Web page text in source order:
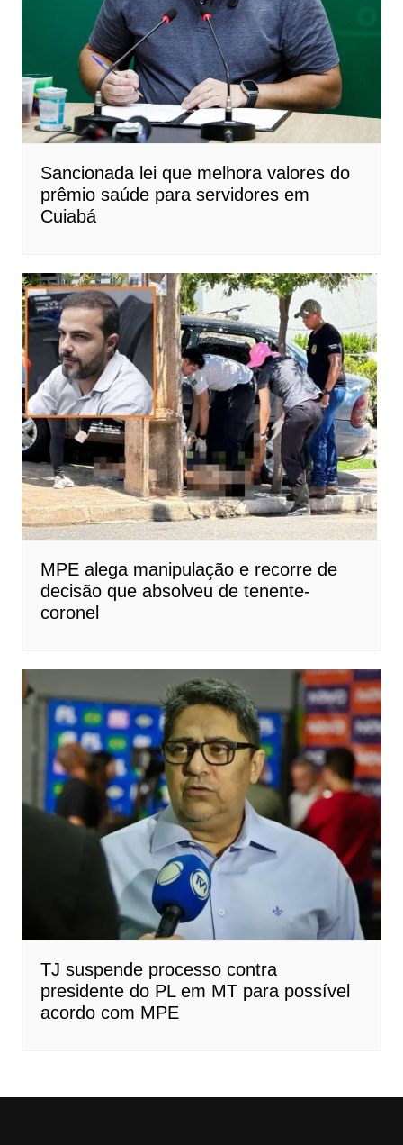
Sancionada lei que melhora valores do
prêmio saúde para servidores em
Cuiabá
MPE alega manipulação e recorre de
decisão que absolveu de tenente-
coronel
TJ suspende processo contra
presidente do PL em MT para possível
acordo com MPE